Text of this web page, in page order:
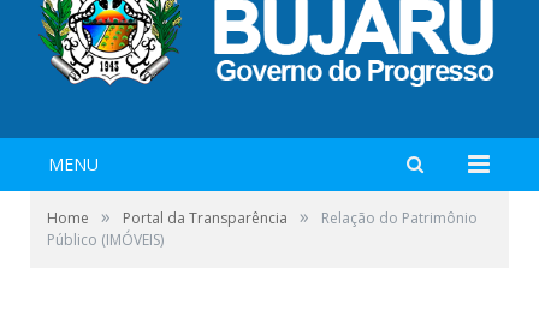
MENU
Home » Portal da Transparência »
Relação do Patrimônio
Público (IMÓVEIS)